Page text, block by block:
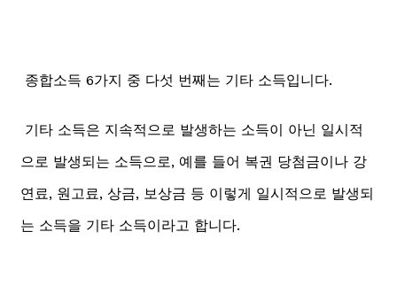
종합소득 6가지 중 다섯 번째는 기타 소득입니다.
기타 소득은 지속적으로 발생하는 소득이 아닌 일시적
으로 발생되는 소득으로, 예를 들어 복권 당첨금이나 강
연료, 원고료, 상금, 보상금 등 이렇게 일시적으로 발생되
는 소득을 기타 소득이라고 합니다.